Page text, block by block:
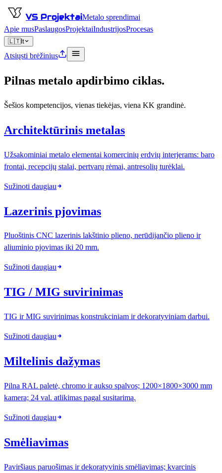
VS ProjektaiMetalo sprendimai
Apie musPaslaugosProjektaiIndustrijosProcesas
🇱🇹lt
Atsiųsti brėžinius
Pilnas metalo apdirbimo ciklas.
Šešios kompetencijos, vienas tiekėjas, viena KK grandinė.
Architektūrinis metalas
Užsakominiai metalo elementai komercinių erdvių interjerams: baro
frontai, recepcijų stalai, pertvarų rėmai, antresolių turėklai.
Sužinoti daugiau
Lazerinis pjovimas
Pluoštinis CNC lazerinis lakštinio plieno, nerūdijančio plieno ir
aliuminio pjovimas iki 20 mm.
Sužinoti daugiau
TIG / MIG suvirinimas
TIG ir MIG suvirinimas konstrukciniam ir dekoratyviniam darbui.
Sužinoti daugiau
Miltelinis dažymas
Pilna RAL paletė, chromo ir aukso spalvos; 1200×1800×3000 mm
kamera; 24 val. atlikimas pagal susitarimą.
Sužinoti daugiau
Smėliavimas
Paviršiaus paruošimas ir dekoratyvinis smėliavimas; kvarcinis